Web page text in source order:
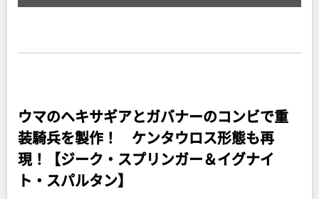
ウマのヘキサギアとガバナーのコンビで重
装騎兵を製作！ ケンタウロス形態も再
現！【ジーク・スプリンガー＆イグナイ
ト・スパルタン】